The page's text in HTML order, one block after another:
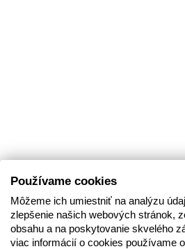
Používame cookies
Môžeme ich umiestniť na analýzu
zlepšenie našich webových stránok,
obsahu a na poskytovanie skvelého
viac informácií o cookies používame